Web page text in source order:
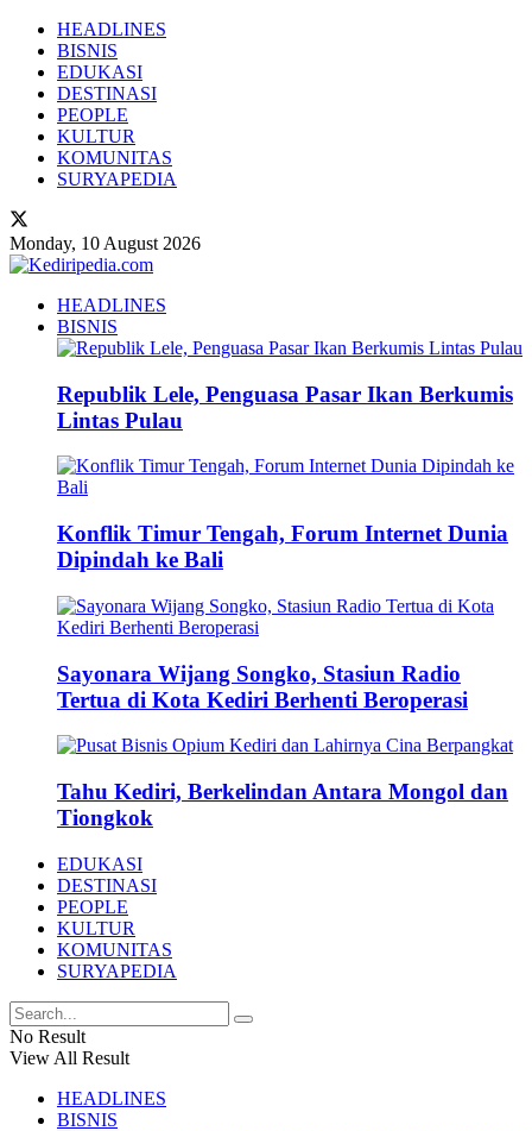
HEADLINES
BISNIS
EDUKASI
DESTINASI
PEOPLE
KULTUR
KOMUNITAS
SURYAPEDIA
Monday, 10 August 2026
HEADLINES
BISNIS
Republik Lele, Penguasa Pasar Ikan Berkumis
Lintas Pulau
Konflik Timur Tengah, Forum Internet Dunia
Dipindah ke Bali
Sayonara Wijang Songko, Stasiun Radio
Tertua di Kota Kediri Berhenti Beroperasi
Tahu Kediri, Berkelindan Antara Mongol dan
Tiongkok
EDUKASI
DESTINASI
PEOPLE
KULTUR
KOMUNITAS
SURYAPEDIA
No Result
View All Result
HEADLINES
BISNIS